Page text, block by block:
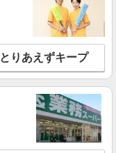
とりあえずキープ